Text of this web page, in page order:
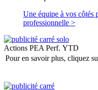
Une équipe à vos côtés
professionnelle >
Actions PEA Perf. YTD
Pour en savoir plus, cliquez